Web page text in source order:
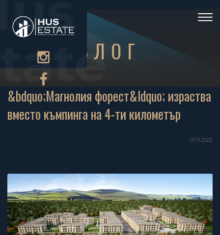
БЛОГ
&bdquo;Магнолия форест&ldquo; израства
вместо къмпинга на 4-ти километър
01.11.2022